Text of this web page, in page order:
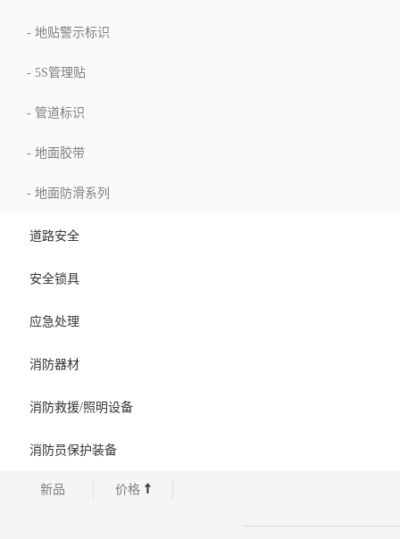
- 地贴警示标识
- 5S管理贴
- 管道标识
- 地面胶带
- 地面防滑系列
道路安全
安全锁具
应急处理
消防器材
消防救援/照明设备
消防员保护装备
新品 价格